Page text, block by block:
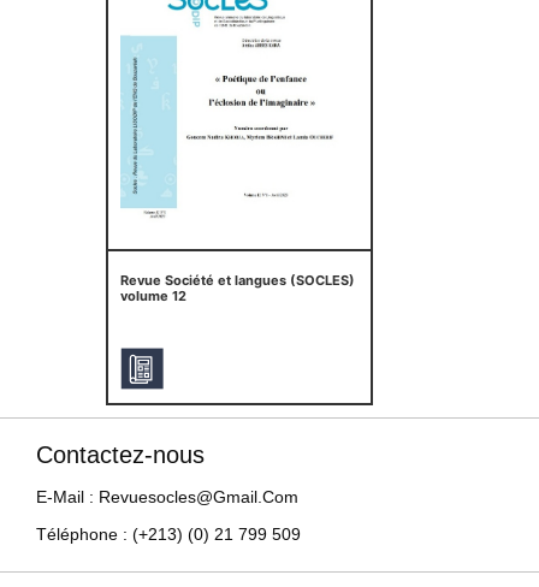
Revue Société et langues (SOCLES)
volume 12
Contactez-nous
E-Mail : Revuesocles@gmail.com
Téléphone : (+213) (0) 21 799 509